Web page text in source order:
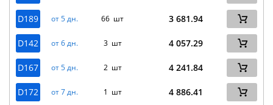
D189 от 5 дн. 66 шт 3 681.94
D142 от 6 дн. 3 шт 4 057.29
D167 от 5 дн. 2 шт 4 241.84
D172 от 7 дн. 1 шт 4 886.41